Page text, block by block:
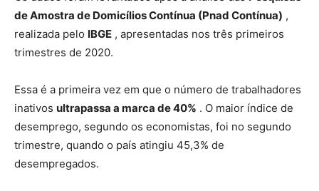
de Amostra de Domicílios Contínua (Pnad Contínua) ,
realizada pelo IBGE , apresentadas nos três primeiros
trimestres de 2020.
Essa é a primeira vez em que o número de trabalhadores
inativos ultrapassa a marca de 40% . O maior índice de
desemprego, segundo os economistas, foi no segundo
trimestre, quando o país atingiu 45,3% de
desempregados.